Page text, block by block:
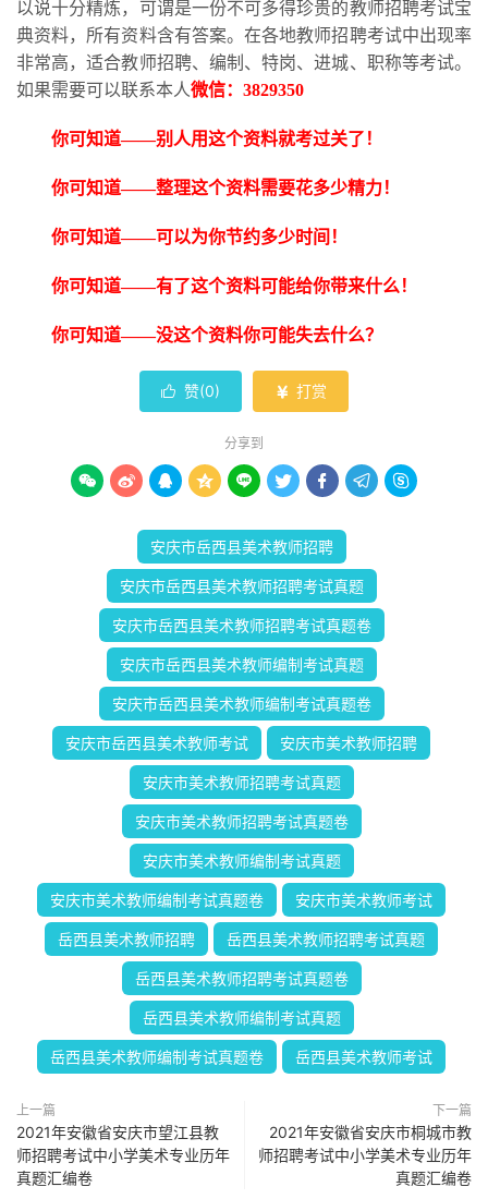
以说十分精炼，可谓是一份不可多得珍贵的教师招聘考试宝
典资料，所有资料含有答案。在各地教师招聘考试中出现率
非常高，适合教师招聘、编制、特岗、进城、职称等考试。
如果需要可以联系本人微信： 3829350
你可知道——别人用这个资料就考过关了！
你可知道——整理这个资料需要花多少精力！
你可知道——可以为你节约多少时间！
你可知道——有了这个资料可能给你带来什么！
你可知道——没这个资料你可能失去什么？
 赞(0)  打赏
分享到
        
安庆市岳西县美术教师招聘
安庆市岳西县美术教师招聘考试真题
安庆市岳西县美术教师招聘考试真题卷
安庆市岳西县美术教师编制考试真题
安庆市岳西县美术教师编制考试真题卷
安庆市岳西县美术教师考试 安庆市美术教师招聘
安庆市美术教师招聘考试真题
安庆市美术教师招聘考试真题卷
安庆市美术教师编制考试真题
安庆市美术教师编制考试真题卷 安庆市美术教师考试
岳西县美术教师招聘 岳西县美术教师招聘考试真题
岳西县美术教师招聘考试真题卷
岳西县美术教师编制考试真题
岳西县美术教师编制考试真题卷 岳西县美术教师考试
上一篇
2021年安徽省安庆市望江县教
师招聘考试中小学美术专业历年
真题汇编卷
下一篇
2021年安徽省安庆市桐城市教
师招聘考试中小学美术专业历年
真题汇编卷